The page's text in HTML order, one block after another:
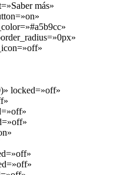
más»
locked=»off»